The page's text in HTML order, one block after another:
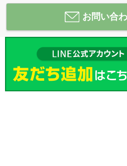
お問い合